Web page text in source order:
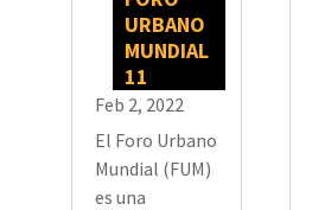
URBANO
MUNDIAL
11
Feb 2, 2022
El Foro Urbano
Mundial (FUM)
es una